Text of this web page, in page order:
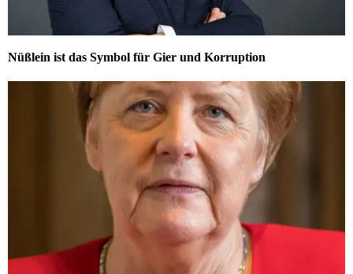
Nüßlein ist das Symbol für Gier und Korruption